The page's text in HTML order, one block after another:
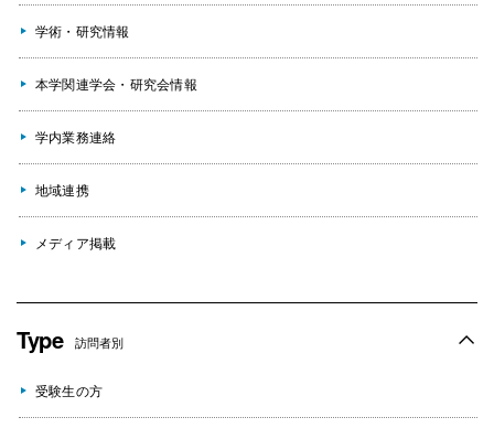
学術・研究情報
本学関連学会・研究会情報
学内業務連絡
地域連携
メディア掲載
Type 訪問者別
受験生の方